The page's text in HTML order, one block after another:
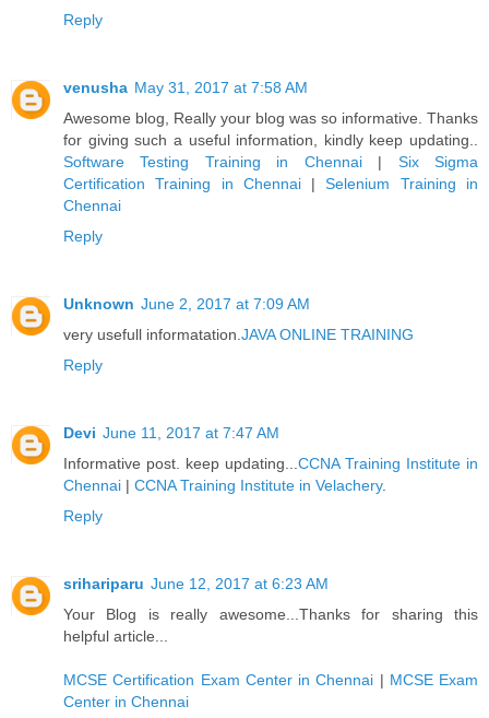
Reply
venusha May 31, 2017 at 7:58 AM
Awesome blog, Really your blog was so informative. Thanks
for giving such a useful information, kindly keep updating..
Software Testing Training in Chennai| Six Sigma
Certification Training in Chennai|Selenium Training in
Chennai
Reply
Unknown June 2, 2017 at 7:09 AM
very usefull informatation. JAVA ONLINE TRAINING
Reply
Devi June 11, 2017 at 7:47 AM
Informative post. keep updating... CCNA Training Institute in
Chennai | CCNA Training Institute in Velachery.
Reply
srihariparu June 12, 2017 at 6:23 AM
Your Blog is really awesome...Thanks for sharing this
helpful article...
MCSE Certification Exam Center in Chennai | MCSE Exam
Center in Chennai